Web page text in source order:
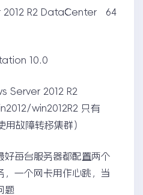
2012 R2 DataCenter 64
10.0
Server 2012 R2
win2012R2 只有
故障转移集群）
好每台服务器都配置两个
，一个网卡用作心跳，当
题